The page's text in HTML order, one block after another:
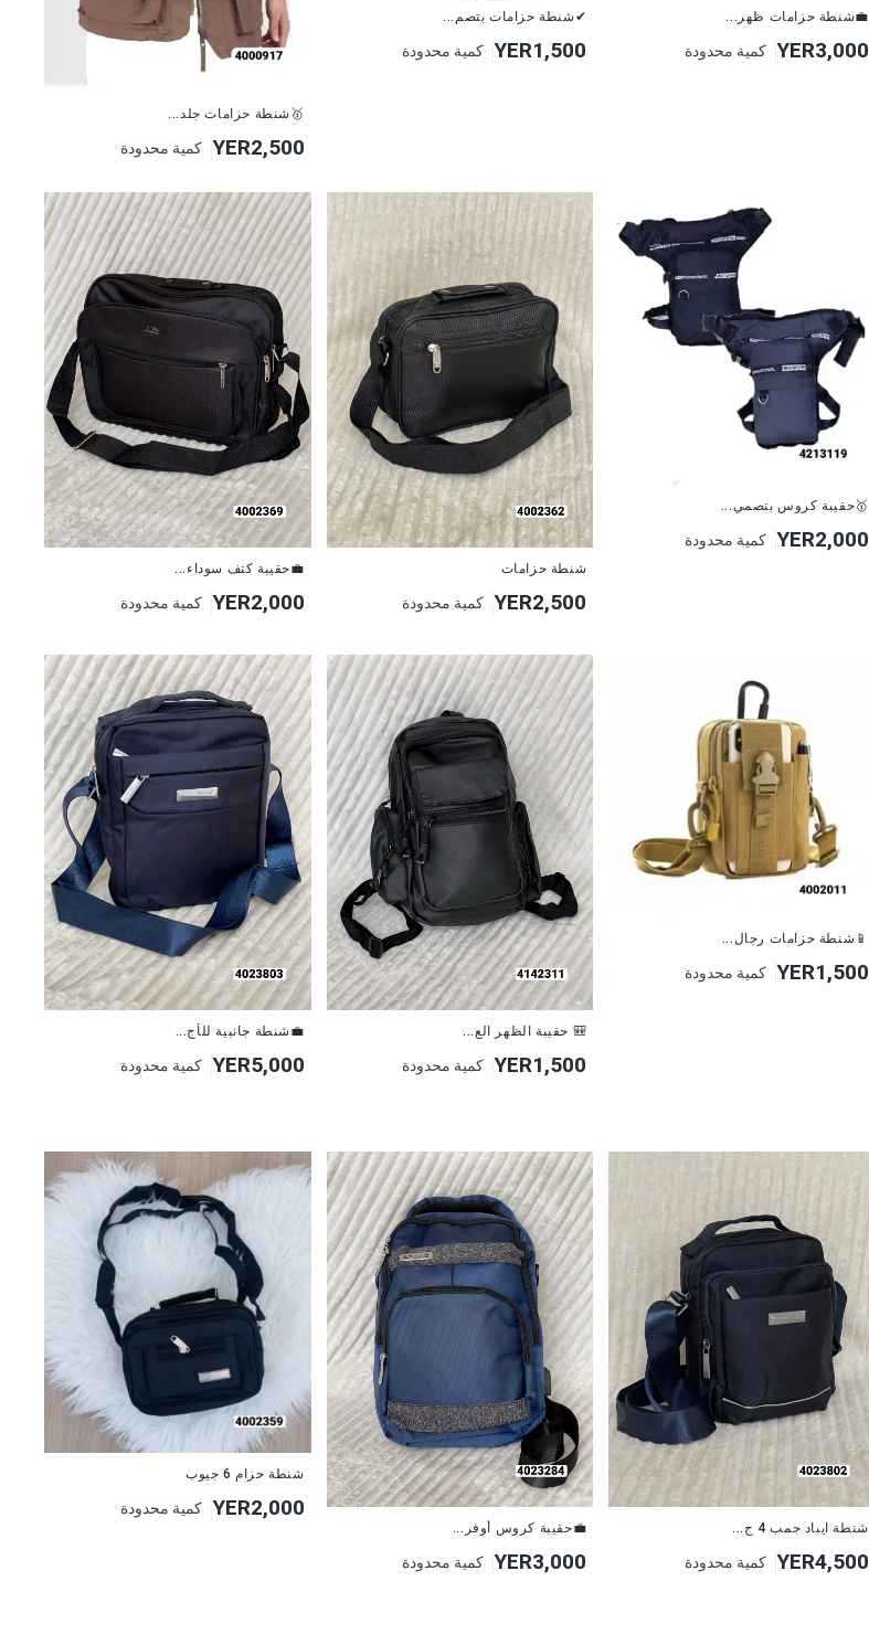
💼شنطة حزامات ظهر...
YER3,000 كمية محدودة
✔شنطة حزامات بتصم...
YER1,500 كمية محدودة
🥇شنطة حزامات جلد...
YER2,500 كمية محدودة
🥇حقيبة كروس بتصمي...
YER2,000 كمية محدودة
شنطة حزامات
YER2,500 كمية محدودة
💼حقيبة كتف سوداء...
YER2,000 كمية محدودة
📱شنطة حزامات رجال...
YER1,500 كمية محدودة
🎒 حقيبة الظهر الع...
YER1,500 كمية محدودة
💼شنطة جانبية للأج...
YER5,000 كمية محدودة
شنطة ايباد جمب 4 ج...
YER4,500 كمية محدودة
💼حقيبة كروس أوفر...
YER3,000 كمية محدودة
شنطة حزام 6 جيوب
YER2,000 كمية محدودة